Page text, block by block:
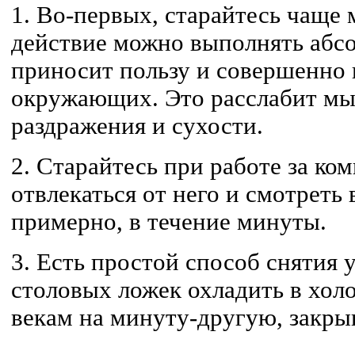
1. Во-первых, старайтесь чаще
действие можно выполнять
приносит пользу и совершенно
окружающих. Это расслабит
раздражения и сухости.
2. Старайтесь при работе за
отвлекаться от него и
примерно, в течение минуты.
3. Есть простой способ снятия
столовых ложек охладить в
векам на минуту-другую,